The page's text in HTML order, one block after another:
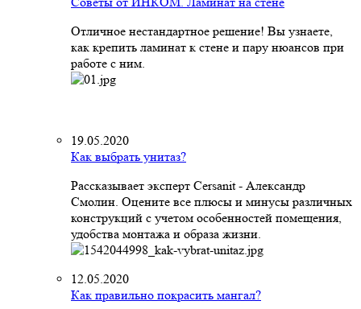
Отличное нестандартное решение! Вы узнаете,
как крепить ламинат к стене и пару нюансов при
работе с ним.
19.05.2020
Как выбрать унитаз?
Рассказывает эксперт Cersanit - Александр
Смолин. Оцените все плюсы и минусы различных
конструкций с учетом особенностей помещения,
удобства монтажа и образа жизни.
12.05.2020
Как правильно покрасить мангал?